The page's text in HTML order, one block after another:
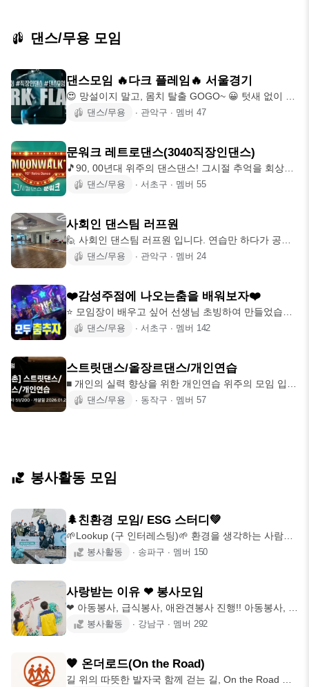
댄스/무용 모임
댄스모임 🔥다크 플레임🔥 서울경기
😍 망설이지 말고, 몸치 탈출 GOGO~ 😀 텃새 없이 다
같이 친하게 지내요~ 🥨 부담없이
댄스/무용 ∙ 관악구 ∙ 멤버 47
문워크 레트로댄스(3040직장인댄스)
🎵90, 00년대 위주의 댄스댄스! 그시절 추억을 회상할
수 있는곳 🎵흥미와 재미있는 취미
댄스/무용 ∙ 서초구 ∙ 멤버 55
사회인 댄스팀 러프원
🙋 사회인 댄스팀 러프원 입니다. 연습만 하다가 공연
은 못해보고 더 늙을까봐 만든 모임입
댄스/무용 ∙ 관악구 ∙ 멤버 24
❤️감성주점에 나오는춤을 배워보자❤️
⭐️ 모임장이 배우고 싶어 선생님 초빙하여 만들었습니
다!!! 다같이 신나게 배워 봅시다!!
댄스/무용 ∙ 서초구 ∙ 멤버 142
스트릿댄스/올장르댄스/개인연습
■ 개인의 실력 향상을 위한 개인연습 위주의 모임 입니
다 ■ 스트릿댄스 / 코
댄스/무용 ∙ 동작구 ∙ 멤버 57
봉사활동 모임
🌲친환경 모임/ ESG 스터디💚
🌱Lookup (구 인터레스팅)🌱 환경을 생각하는 사람들
이 모인 룩업입니다! 💥가입 인사
봉사활동 ∙ 송파구 ∙ 멤버 150
사랑받는 이유 ❤ 봉사모임
❤ 아동봉사, 급식봉사, 애완견봉사 진행!! 아동봉사, 배
식봉사, 김장봉사, 농사봉사,
봉사활동 ∙ 강남구 ∙ 멤버 292
🧡 온더로드(On the Road)
길 위의 따뜻한 발자국 함께 걷는 길, On the Road 🧡